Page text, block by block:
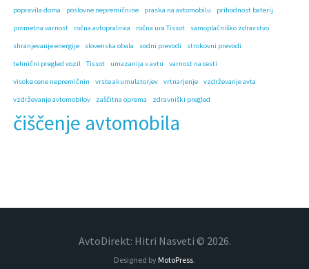
popravila doma
poslovne nepremičnine praska na avtomobilu
prihodnost baterij
prometna varnost
ročna avtopralnica ročna ura Tissot
samoplačniško zdravstvo
shranjevanje energije
slovenska obala sodni prevodi
strokovni prevodi
tehnični pregled vozil
Tissot umazanija v avtu
varnost na cesti
visoke cene nepremičnin
vrste akumulatorjev vrtnarjenje
vzdrževanje avta
vzdrževanje avtomobilov
zaščitna oprema zdravniški pregled
čiščenje avtomobila
AvtoDirekt: Hitri Nasveti © 2026.
Designed by MotoPress.